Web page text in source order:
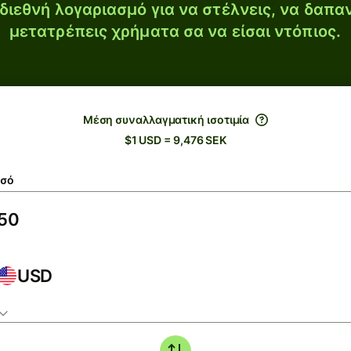
λογαριασμό για να στέλνεις, να
μετατρέπεις χρήματα σα να είσαι ντόπιος.
Μέση συναλλαγματική ισοτιμία
$1 USD = 9,476 SEK
USD